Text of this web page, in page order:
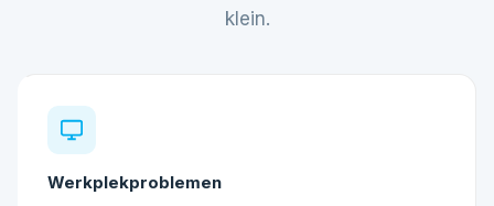
klein.
Werkplekproblemen